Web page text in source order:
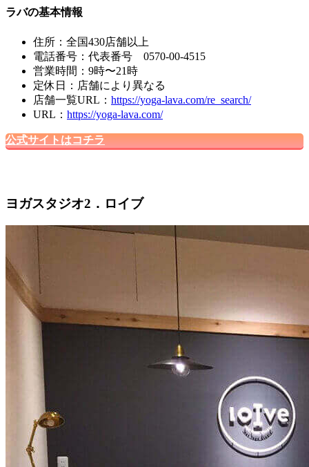
ラバの基本情報
住所：全国430店舗以上
電話番号：代表番号 0570-00-4515
営業時間：9時〜21時
定休日：店舗により異なる
店舗一覧URL： https://yoga-lava.com/re_search/
URL： https://yoga-lava.com/
公式サイトはコチラ
ヨガスタジオ2．ロイブ